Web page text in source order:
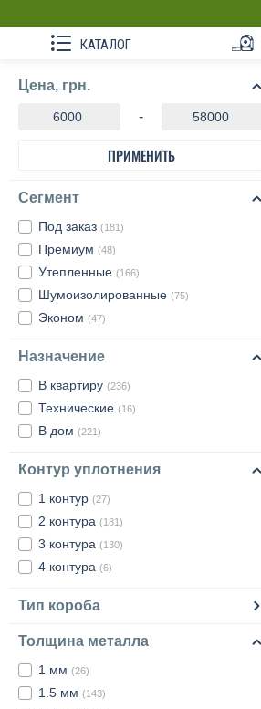
КАТАЛОГ
Цена, грн.
-
ПРИМЕНИТЬ
Сегмент
Под заказ (181)
Премиум (48)
Утепленные (166)
Шумоизолированные (75)
Эконом (47)
Назначение
В квартиру (236)
Технические (16)
В дом (221)
Контур уплотнения
1 контур (27)
2 контура (181)
3 контура (130)
4 контура (6)
Тип короба
Толщина металла
1 мм (26)
1.5 мм (143)